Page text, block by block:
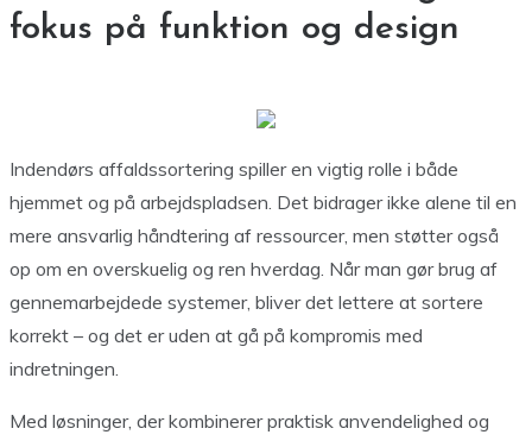
fokus på funktion og design
Indendørs affaldssortering spiller en vigtig rolle i både
hjemmet og på arbejdspladsen. Det bidrager ikke alene til en
mere ansvarlig håndtering af ressourcer, men støtter også
op om en overskuelig og ren hverdag. Når man gør brug af
gennemarbejdede systemer, bliver det lettere at sortere
korrekt – og det er uden at gå på kompromis med
indretningen.
Med løsninger, der kombinerer praktisk anvendelighed og